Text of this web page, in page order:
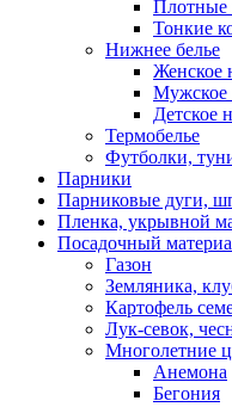
Плотные
Тонкие
Нижнее белье
Женское
Мужское
Детское
Термобелье
Футболки,
Парники
Парниковые дуги,
Пленка, укрывной
Посадочный
Газон
Земляника,
Картофель
Лук-севок,
Многолетние
Анемона
Бегония